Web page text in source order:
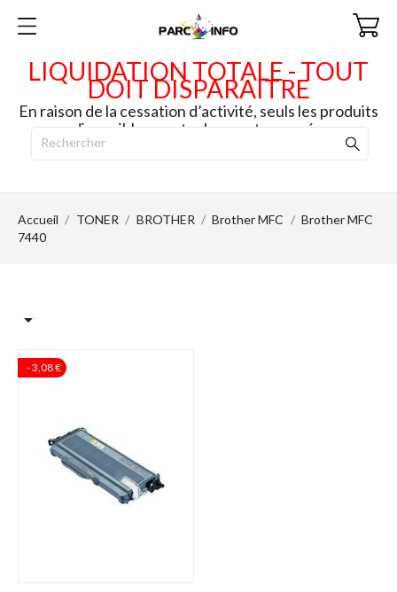
LIQUIDATION TOTALE - TOUT
DOIT DISPARAITRE
En raison de la cessation d’activité, seuls les produits
disponibles en stock seront envoyés.
Accueil TONER BROTHER Brother MFC
Brother MFC
7440

- 3,08 €